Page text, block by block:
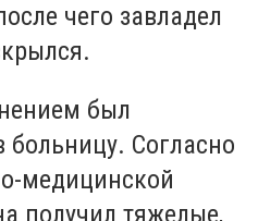
чего завладел
был
больницу. Согласно
медицинской
получил тяжелые,